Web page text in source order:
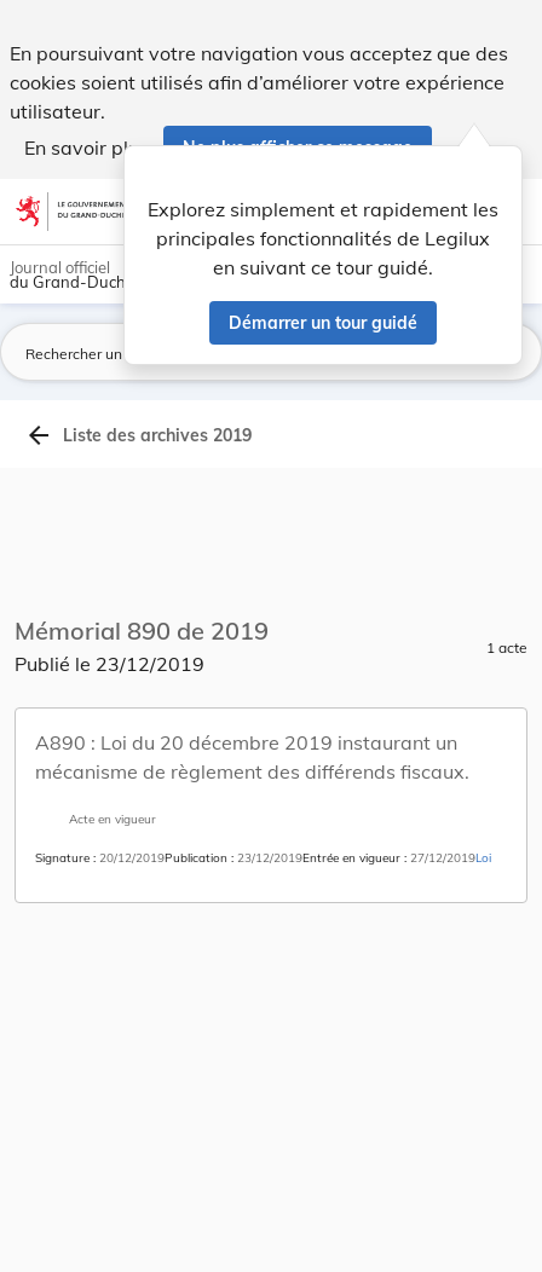
En poursuivant votre navigation vous acceptez que des
cookies soient utilisés afin d’améliorer votre expérience
utilisateur.
En savoir plus
Ne plus afficher ce message
Aller au contenu account_circle help Aide
Explorez simplement et rapidement les
principales fonctionnalités de Legilux
en suivant ce tour guidé.
Démarrer un tour guidé
light_mode dark_mode
Journal officiel
du Grand-Duché de Luxembourg
arrow_back Liste des archives 2019
Mémorial 890 de 2019
Publié le 23/12/2019
1 acte
A890 : Loi du 20 décembre 2019 instaurant un
mécanisme de règlement des différends fiscaux.
Acte en vigueur
Signature 20/12/2019Publication 23/12/2019Entrée en vigueur 27/12/2019Loi